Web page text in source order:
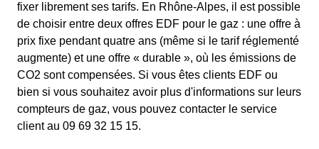
fixer librement ses tarifs. En Rhône-Alpes, il est possible
de choisir entre deux offres EDF pour le gaz : une offre à
prix fixe pendant quatre ans (même si le tarif réglementé
augmente) et une offre « durable », où les émissions de
CO2 sont compensées. Si vous êtes clients EDF ou
bien si vous souhaitez avoir plus d'informations sur leurs
compteurs de gaz, vous pouvez contacter le service
client au 09 69 32 15 15.